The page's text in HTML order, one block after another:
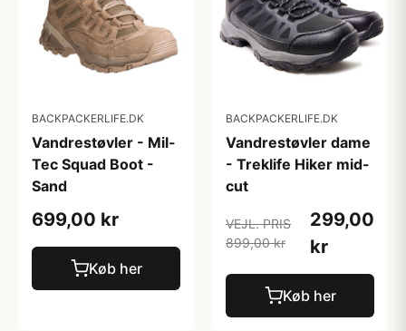
BACKPACKERLIFE.DK
Vandrestøvler - Mil-
Tec Squad Boot -
Sand
699,00 kr
Køb her
BACKPACKERLIFE.DK
Vandrestøvler dame
- Treklife Hiker mid-
cut
VEJL. PRIS
899,00 kr
299,00
kr
Køb her